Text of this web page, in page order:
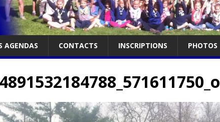
AGENDAS CONTACTS INSCRIPTIONS PHOTOS